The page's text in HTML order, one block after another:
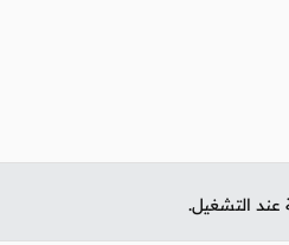
عند التشغيل.